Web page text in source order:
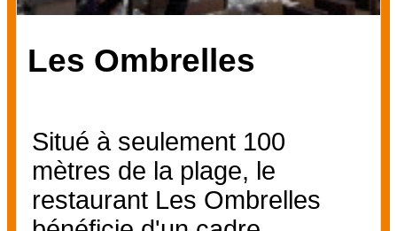
Les Ombrelles
Situé à seulement 100
mètres de la plage, le
restaurant Les Ombrelles